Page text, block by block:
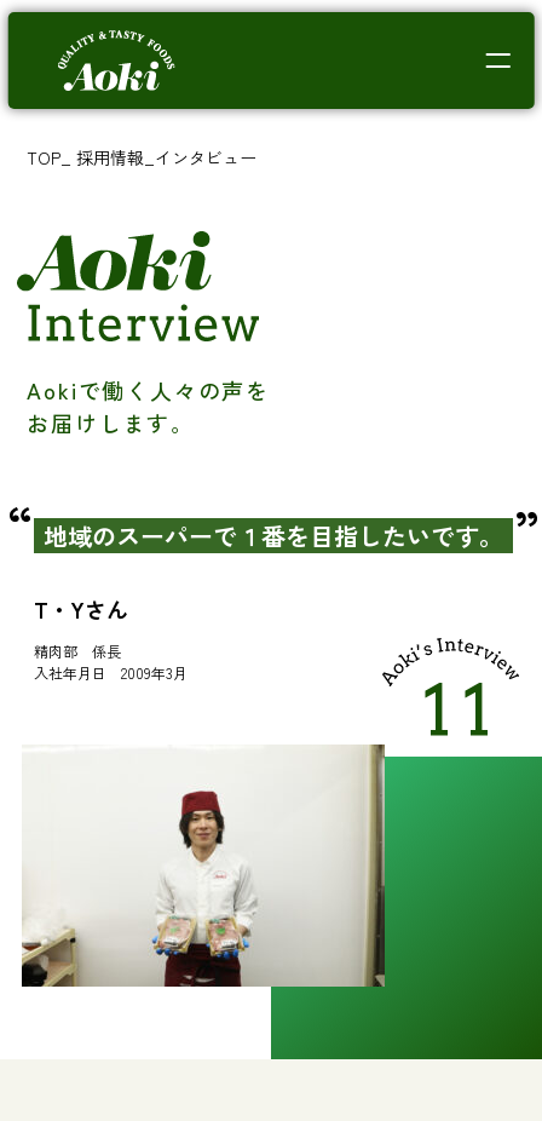
TOP _採用情報 インタビュー
Aokiで働く人々の声を
お届けします。
地域のスーパーで１番を目指したいです。
T・Yさん
精肉部 係長
入社年月日 2009年3月
11